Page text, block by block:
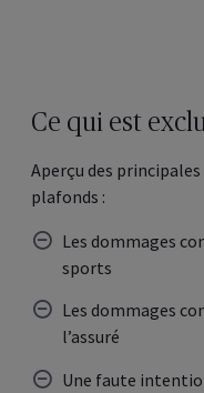
Ce qui est exclu
Aperçu des
plafonds :
Les dommages
sports
Les dommages
l’assuré
Une faute